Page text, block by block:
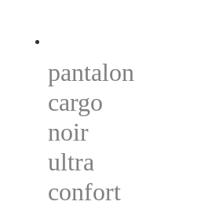
pantalon
cargo
noir
ultra
confort